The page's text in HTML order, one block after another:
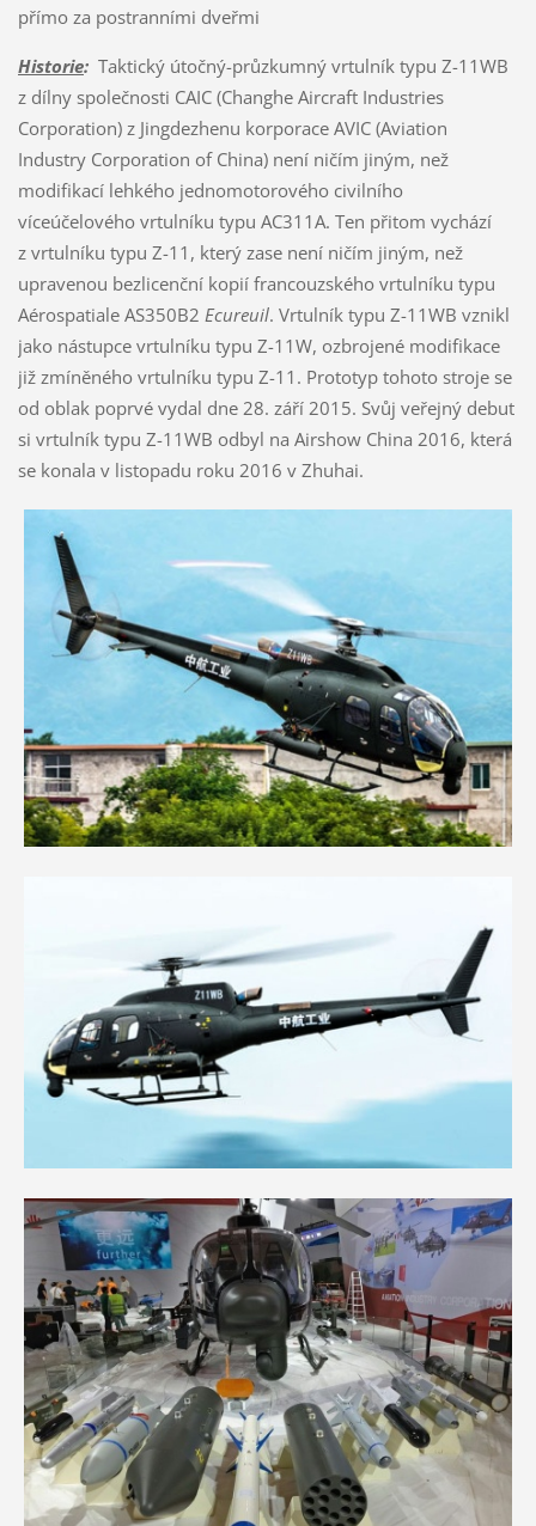
přímo za postranními dveřmi
Historie:Taktický útočný-průzkumný vrtulník typu Z-11WB
z dílny společnosti CAIC (Changhe Aircraft Industries
Corporation) z Jingdezhenu korporace AVIC (Aviation
Industry Corporation of China) není ničím jiným, než
modifikací lehkého jednomotorového civilního
víceúčelového vrtulníku typu AC311A. Ten přitom vychází
z vrtulníku typu Z-11, který zase není ničím jiným, než
upravenou bezlicenční kopií francouzského vrtulníku typu
Aérospatiale AS350B2 Ecureuil. Vrtulník typu Z-11WB vznikl
jako nástupce vrtulníku typu Z-11W, ozbrojené modifikace
již zmíněného vrtulníku typu Z-11. Prototyp tohoto stroje se
od oblak poprvé vydal dne 28. září 2015. Svůj veřejný debut
si vrtulník typu Z-11WB odbyl na Airshow China 2016, která
se konala v listopadu roku 2016 v Zhuhai.